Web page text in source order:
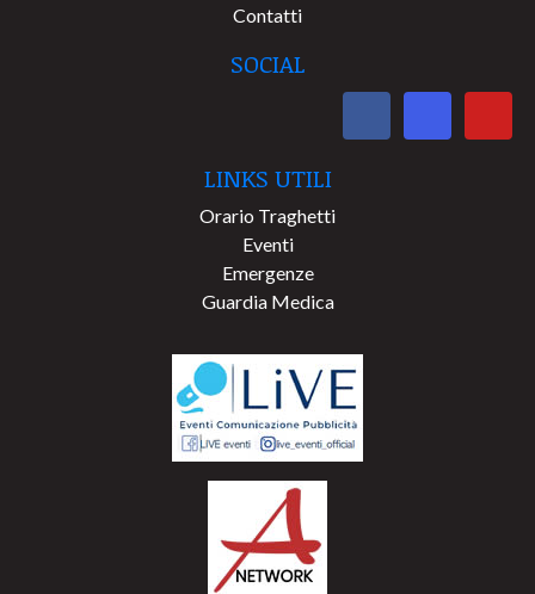
Contatti
SOCIAL
LINKS UTILI
Orario Traghetti
Eventi
Emergenze
Guardia Medica